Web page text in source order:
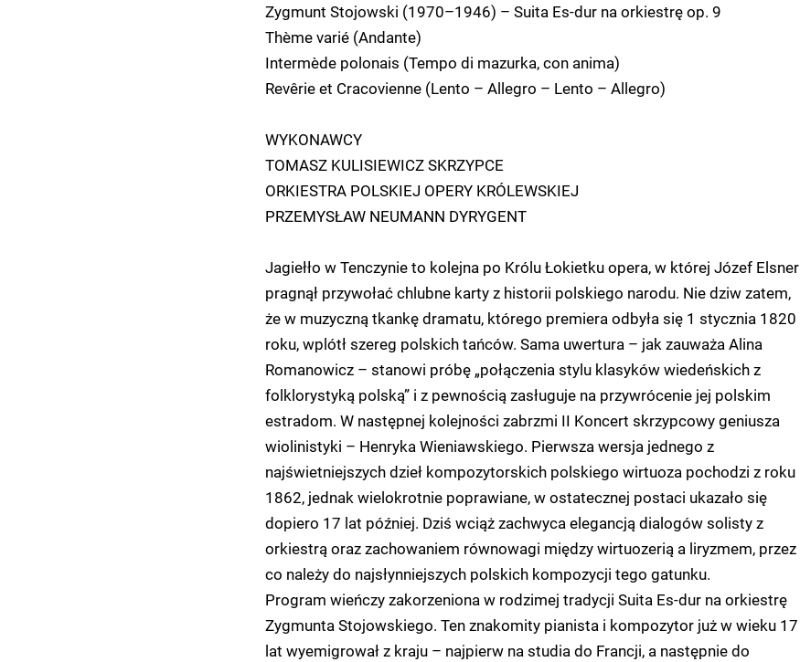
Zygmunt Stojowski (1970–1946) – Suita Es-dur na orkiestrę op. 9
Thème varié (Andante)
Intermède polonais (Tempo di mazurka, con anima)
Revêrie et Cracovienne (Lento – Allegro – Lento – Allegro)
WYKONAWCY
TOMASZ KULISIEWICZ SKRZYPCE
ORKIESTRA POLSKIEJ OPERY KRÓLEWSKIEJ
PRZEMYSŁAW NEUMANN DYRYGENT
Jagiełło w Tenczynie to kolejna po Królu Łokietku opera, w której Józef Elsner
pragnął przywołać chlubne karty z historii polskiego narodu. Nie dziw zatem,
że w muzyczną tkankę dramatu, którego premiera odbyła się 1 stycznia 1820
roku, wplótł szereg polskich tańców. Sama uwertura – jak zauważa Alina
Romanowicz – stanowi próbę „połączenia stylu klasyków wiedeńskich z
folklorystyką polską” i z pewnością zasługuje na przywrócenie jej polskim
estradom. W następnej kolejności zabrzmi II Koncert skrzypcowy geniusza
wiolinistyki – Henryka Wieniawskiego. Pierwsza wersja jednego z
najświetniejszych dzieł kompozytorskich polskiego wirtuoza pochodzi z roku
1862, jednak wielokrotnie poprawiane, w ostatecznej postaci ukazało się
dopiero 17 lat później. Dziś wciąż zachwyca elegancją dialogów solisty z
orkiestrą oraz zachowaniem równowagi między wirtuozerią a liryzmem, przez
co należy do najsłynniejszych polskich kompozycji tego gatunku.
Program wieńczy zakorzeniona w rodzimej tradycji Suita Es-dur na orkiestrę
Zygmunta Stojowskiego. Ten znakomity pianista i kompozytor już w wieku 17
lat wyemigrował z kraju – najpierw na studia do Francji, a następnie do